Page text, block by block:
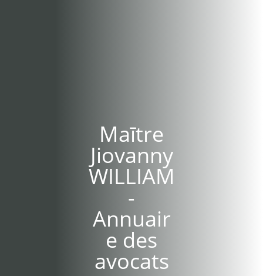
Maītre
Jiovanny
WILLIAM
-
Annuair
e des
avocats